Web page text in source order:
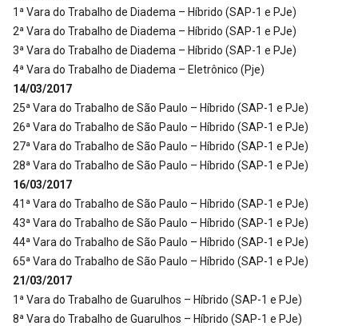
1ª Vara do Trabalho de Diadema – Híbrido (SAP-1 e PJe)
2ª Vara do Trabalho de Diadema – Híbrido (SAP-1 e PJe)
3ª Vara do Trabalho de Diadema – Híbrido (SAP-1 e PJe)
4ª Vara do Trabalho de Diadema – Eletrônico (Pje)
14/03/2017
25ª Vara do Trabalho de São Paulo – Híbrido (SAP-1 e PJe)
26ª Vara do Trabalho de São Paulo – Híbrido (SAP-1 e PJe)
27ª Vara do Trabalho de São Paulo – Híbrido (SAP-1 e PJe)
28ª Vara do Trabalho de São Paulo – Híbrido (SAP-1 e PJe)
16/03/2017
41ª Vara do Trabalho de São Paulo – Híbrido (SAP-1 e PJe)
43ª Vara do Trabalho de São Paulo – Híbrido (SAP-1 e PJe)
44ª Vara do Trabalho de São Paulo – Híbrido (SAP-1 e PJe)
65ª Vara do Trabalho de São Paulo – Híbrido (SAP-1 e PJe)
21/03/2017
1ª Vara do Trabalho de Guarulhos – Híbrido (SAP-1 e PJe)
8ª Vara do Trabalho de Guarulhos – Híbrido (SAP-1 e PJe)